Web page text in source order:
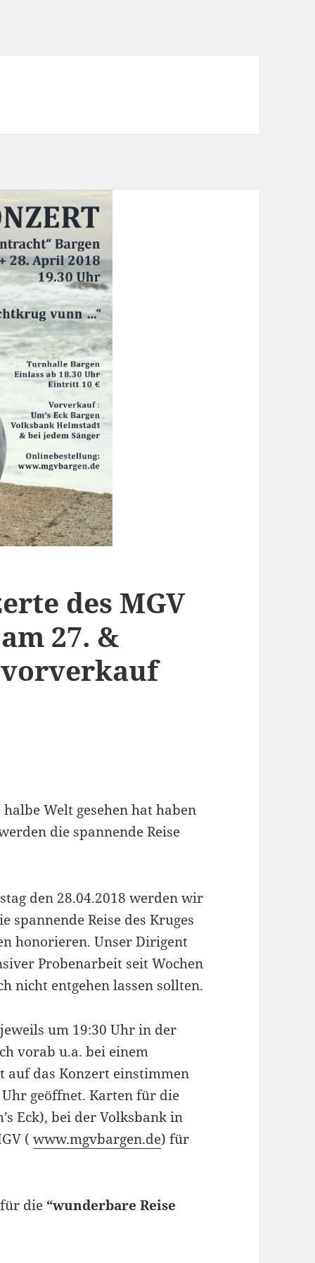
des MGV
27. &
Welt gesehen hat haben
die spannende Reise
den 28.04.2018 werden wir
spannende Reise des Kruges
honorieren. Unser Dirigent
Probenarbeit seit Wochen
nicht entgehen lassen sollten.
um 19:30 Uhr in der
vorab u.a. bei einem
auf das Konzert einstimmen
geöffnet. Karten für die
Eck), bei der Volksbank in
(www.mgvbargen.de) für
die “wunderbare Reise